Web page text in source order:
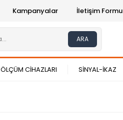
Kampanyalar İletişim Formu
ARA
ÖLÇÜM CİHAZLARI SİNYAL-İKAZ